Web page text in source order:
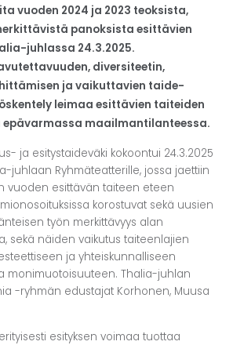
vuoden 2024 ja 2023 teoksista,
panoksista esittävien
juhlassa 24.3.2025.
diversiteetin,
ja vaikuttavien taide-
leimaa esittävien taiteiden
epävarmassa maailmantilanteessa.
ja esitystaideväki kokoontui 24.3.2025
juhlaan Ryhmäteatterille, jossa jaettiin
vuoden esittävän taiteen eteen
korostuvat sekä uusien
työn merkittävyys alan
sekä näiden vaikutus taiteenlajien
ja yhteiskunnalliseen
monimuotoisuuteen. Thalia-juhlan
-ryhmän edustajat Korhonen, Muusa
esityksen voimaa tuottaa